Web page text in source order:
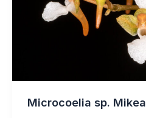
Microcoelia sp. Mikea